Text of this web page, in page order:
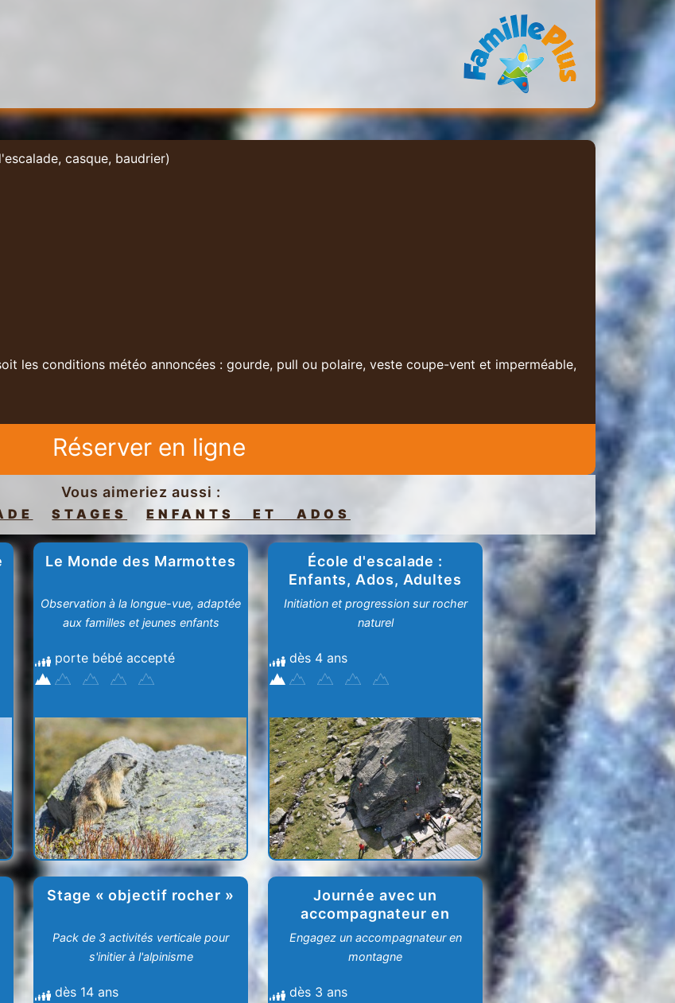
casque, baudrier)
les conditions météo annoncées : gourde, pull ou polaire, veste coupe-vent et imperméable,
Réserver en ligne
Vous aimeriez aussi :
STAGES ENFANTS ET ADOS
Le Monde des Marmottes
Observation à la longue-vue, adaptée
aux familles et jeunes enfants
porte bébé accepté
École d'escalade :
Enfants, Ados, Adultes
Initiation et progression sur rocher
naturel
dès 4 ans
Stage « objectif rocher »
Pack de 3 activités verticale pour
s'initier à l'alpinisme
dès 14 ans
Journée avec un
accompagnateur en
montagne
Engagez un accompagnateur en
montagne
dès 3 ans